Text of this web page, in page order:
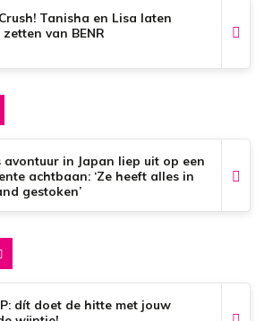
Crush! Tanisha en Lisa laten
van BENR
avontuur in Japan liep uit op een
achtbaan: ‘Ze heeft alles in
gestoken’
dít doet de hitte met jouw